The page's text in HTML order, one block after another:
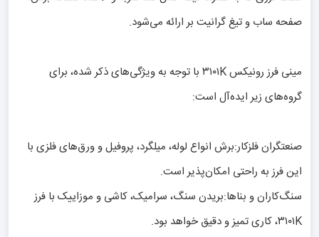
صفحه ساب و تیغ گرانیت بر ارائه می‌شود.
مینی فرز رونیکس ۳۱۰۱K با توجه به ویژگی‌های ذکر شده، برای
گروه‌های زیر ایده‌آل است:
صنعتگران فلزکار:برش انواع لوله، میلگرد، پروفیل و ورق‌های فلزی با
این فرز به راحتی امکان‌پذیر است.
سنگ‌کاران و بناها:بریدن سنگ، سرامیک، کاشی و موزاییک با فرز
۳۱۰۱K، کاری تمیز و دقیق خواهد بود.